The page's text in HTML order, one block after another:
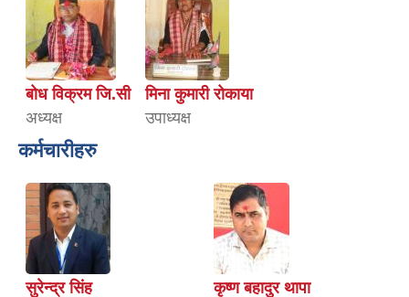
बोध विक्रम जि.सी
अध्यक्ष
मिना कुमारी रोकाया
उपाध्यक्ष
कर्मचारीहरु
सुरेन्द्र सिंह कृष्ण बहादुर थापा